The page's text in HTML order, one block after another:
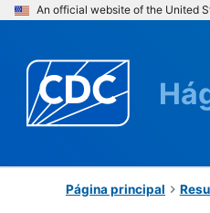
An official website of the United
Página principal